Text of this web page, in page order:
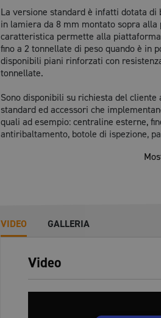
La versione standard è infatti dotata di
in lamiera da 8 mm montato sopra
caratteristica permette alla
fino a 2 tonnellate di peso quando è in
disponibili piani rinforzati con
tonnellate.
Sono disponibili su richiesta del
standard ed accessori che
quali ad esempio: centraline esterne,
antiribaltamento, botole di ispezione,
Portata: max 4000 kg.
Lunghezza del piano standard:
Vasta gamma di accessori e
Conforme alla norma europea
VIDEO GALLERIA
Video